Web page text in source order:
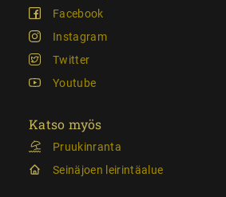
Facebook
Instagram
Twitter
Youtube
Katso myös
Pruukinranta
Seinäjoen leirintäalue